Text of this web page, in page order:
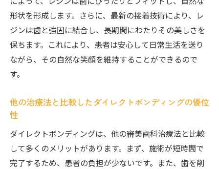
形状を形成します。さらに、最新の接着技術により、レ
ジンは歯と強固に結合し、長期間にわたりその美しさを
保ちます。これにより、患者は安心して日常生活を送り
ながら、その自然な笑顔を維持することができるので
す。
他の治療法と比較したダイレクトボンディングの優位
性
ダイレクトボンディングは、他の審美歯科治療法と比較
して多くのメリットがあります。まず、施術が短時間で
完了するため、患者の負担が少ないです。また、歯を削